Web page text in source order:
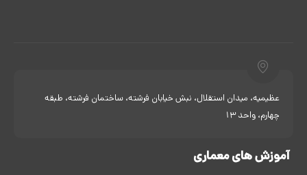
عظیمیه، میدان استقلال، نبش خیابان فرشته، ساختمان فرشته، طبقه
چهارم، واحد 13
آموزش های معماری